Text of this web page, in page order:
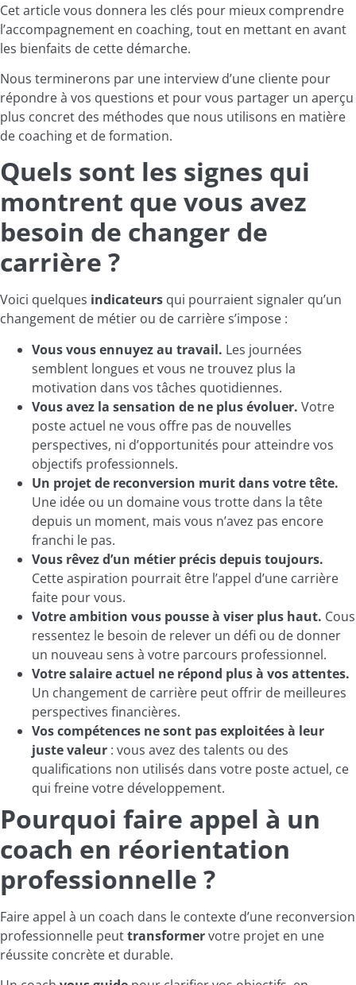
Cet article vous donnera les clés pour mieux comprendre
l’accompagnement en coaching, tout en mettant en avant
les bienfaits de cette démarche.
Nous terminerons par une interview d’une cliente pour
répondre à vos questions et pour vous partager un aperçu
plus concret des méthodes que nous utilisons en matière
de coaching et de formation.
Quels sont les signes qui
montrent que vous avez
besoin de changer de
carrière ?
Voici quelques indicateurs qui pourraient signaler qu’un
changement de métier ou de carrière s’impose :
Vous vous ennuyez au travail. Les journées
semblent longues et vous ne trouvez plus la
motivation dans vos tâches quotidiennes.
Vous avez la sensation de ne plus évoluer. Votre
poste actuel ne vous offre pas de nouvelles
perspectives, ni d’opportunités pour atteindre vos
objectifs professionnels.
Un projet de reconversion murit dans votre tête.
Une idée ou un domaine vous trotte dans la tête
depuis un moment, mais vous n’avez pas encore
franchi le pas.
Vous rêvez d’un métier précis depuis toujours.
Cette aspiration pourrait être l’appel d’une carrière
faite pour vous.
Votre ambition vous pousse à viser plus haut. Cous
ressentez le besoin de relever un défi ou de donner
un nouveau sens à votre parcours professionnel.
Votre salaire actuel ne répond plus à vos attentes.
Un changement de carrière peut offrir de meilleures
perspectives financières.
Vos compétences ne sont pas exploitées à leur
juste valeur : vous avez des talents ou des
qualifications non utilisés dans votre poste actuel, ce
qui freine votre développement.
Pourquoi faire appel à un
coach en réorientation
professionnelle ?
Faire appel à un coach dans le contexte d’une reconversion
professionnelle peuttransformervotre projet en une
réussite concrète et durable.